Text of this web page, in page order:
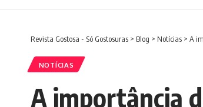
Revista Gostosa - Só Gostosuras > Blog > Notícias > A
NOTÍCIAS
A importância